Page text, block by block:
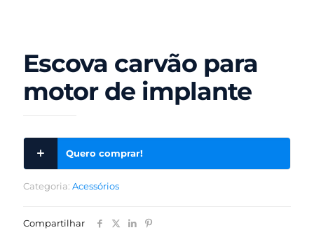
Escova carvão para
motor de implante
Quero comprar!
Categoria: Acessórios
Compartilhar